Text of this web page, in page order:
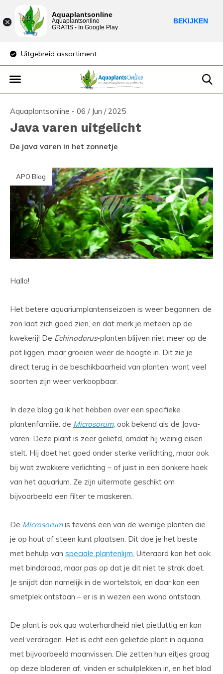
Uitgebreid assortiment
Aquaplantsonline - 06 / Jun / 2025
Java varen uitgelicht
De java varen in het zonnetje
APO Blog
Hallo!
Het betere aquariumplantenseizoen is weer begonnen: de
zon laat zich goed zien, en dat merk je meteen op de
kwekerij! De Echinodorus-planten blijven niet meer op de
pot liggen, maar groeien weer de hoogte in. Dit zie je
direct terug in de beschikbaarheid van planten, want veel
soorten zijn weer verkoopbaar.
In deze blog ga ik het hebben over een specifieke
plantenfamilie: de Microsorum, ook bekend als de Java-
varen. Deze plant is zeer geliefd, omdat hij weinig eisen
stelt. Hij doet het goed onder sterke verlichting, maar ook
bij wat zwakkere verlichting – of juist in een donkere hoek
van het aquarium. Ze zijn uitermate geschikt om
bijvoorbeeld een filter te maskeren.
De Microsorumis tevens een van de weinige planten die
je op hout of steen kunt plaatsen. Dit doe je het beste
met behulp van speciale plantenlijm. Uiteraard kan het ook
met binddraad, maar pas op dat je dit niet te strak doet.
Je snijdt dan namelijk in de wortelstok, en daar kan een
smetplek ontstaan – er is in wezen een wond ontstaan.
De plant is ook qua waterhardheid niet pietluttig en kan
veel verdragen. Het is echt een geliefde plant in aquaria
met bijvoorbeeld maanvissen. Die zetten hun eitjes graag
op deze bladeren af, vinden er schuilplekken in, en het blad
Aquaplantsonline
Aquaplantsonline
GRATIS - In Google Play
BEKIJKEN